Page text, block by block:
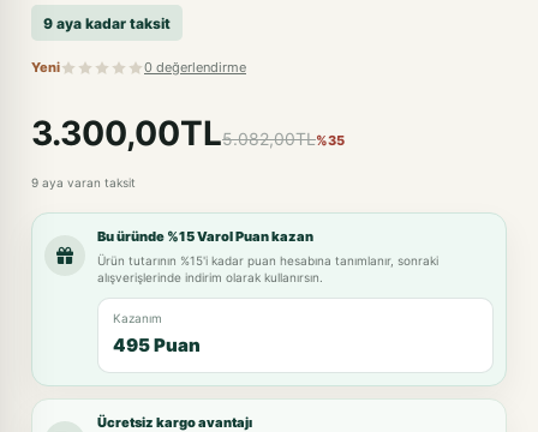
9 aya kadar taksit
Yeni 0 değerlendirme
3.300,00TL5.082,00TL%35
9 aya varan taksit
Bu üründe %15 Varol Puan kazan
Ürün tutarının %15'i kadar puan hesabına tanımlanır, sonraki
alışverişlerinde indirim olarak kullanırsın.
Kazanım
495 Puan
Ücretsiz kargo avantajı